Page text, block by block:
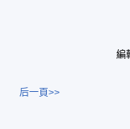
編
后一頁>>